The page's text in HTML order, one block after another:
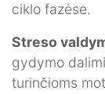
ciklo fazėse.
Streso
gydymo
turinčioms